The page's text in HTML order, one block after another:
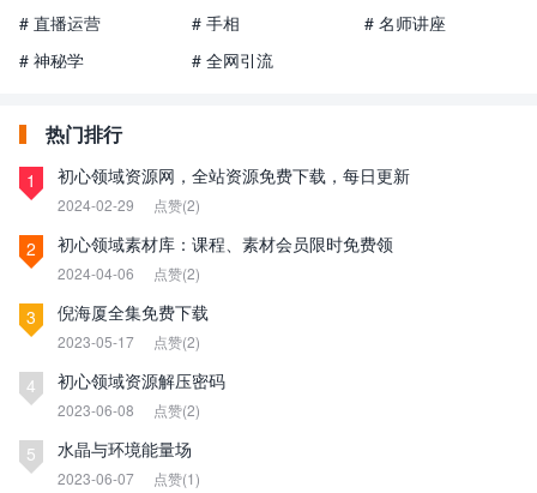
# 直播运营
# 手相
# 名师讲座
# 神秘学
# 全网引流
热门排行
1 初心领域资源网，全站资源免费下载，每日更新
2024-02-29 点赞(2)
2 初心领域素材库：课程、素材会员限时免费领
2024-04-06 点赞(2)
3 倪海厦全集免费下载
2023-05-17 点赞(2)
4 初心领域资源解压密码
2023-06-08 点赞(2)
5 水晶与环境能量场
2023-06-07 点赞(1)